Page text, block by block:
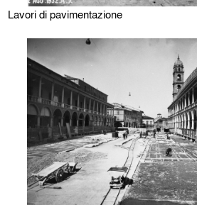
Lavori di pavimentazione